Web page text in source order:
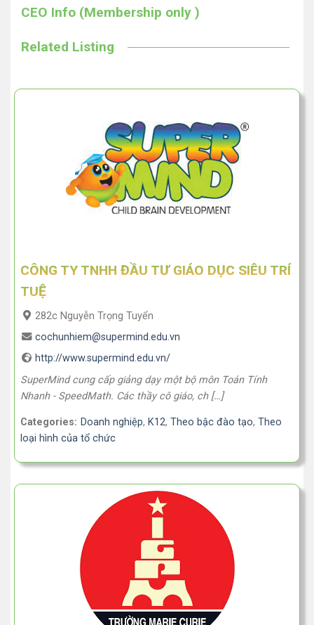
CEO Info (Membership only )
Related Listing
CÔNG TY TNHH ĐẦU TƯ GIÁO DỤC SIÊU TRÍ
TUỆ
282c Nguyễn Trọng Tuyển
cochunhiem@supermind.edu.vn
http://www.supermind.edu.vn/
SuperMind cung cấp giảng dạy một bộ môn Toán Tính
Nhanh - SpeedMath. Các thầy cô giáo, ch […]
Categories: Doanh nghiệp, K12, Theo bậc đào tạo, Theo
loại hình của tổ chức